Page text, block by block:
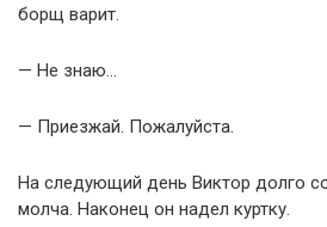
борщ варит.
— Не знаю…
— Приезжай. Пожалуйста.
На следующий день Виктор долго
молча. Наконец он надел куртку.